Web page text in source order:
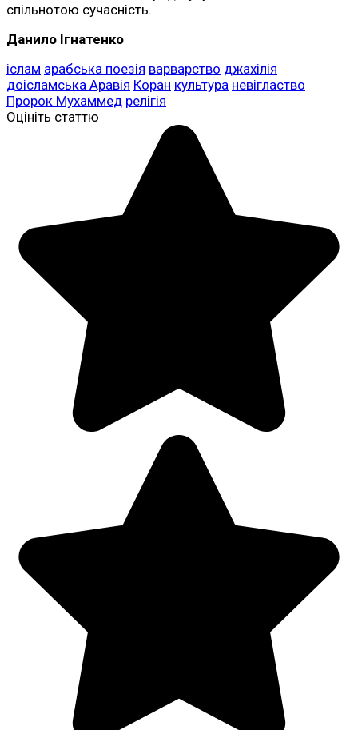
спільнотою сучасність.
Данило Ігнатенко
іслам арабська поезія варварство джахілія
доісламська Аравія Коран культура невігластво
Пророк Мухаммед релігія
Оцініть статтю